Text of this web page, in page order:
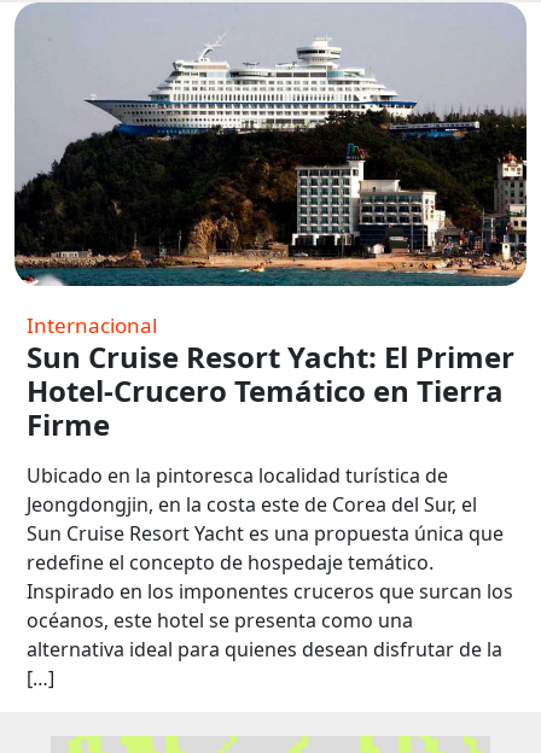
Internacional
Sun Cruise Resort Yacht: El Primer
Hotel-Crucero Temático en Tierra
Firme
Ubicado en la pintoresca localidad turística de
Jeongdongjin, en la costa este de Corea del Sur, el
Sun Cruise Resort Yacht es una propuesta única que
redefine el concepto de hospedaje temático.
Inspirado en los imponentes cruceros que surcan los
océanos, este hotel se presenta como una
alternativa ideal para quienes desean disfrutar de la
[…]